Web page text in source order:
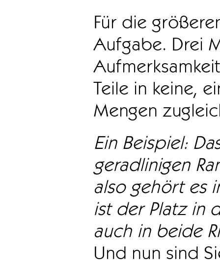
Für die
Aufgabe. Drei
Teile in keine,
Mengen
Ein Beispiel:
geradlinigen
also gehört es
ist der Platz in
auch in beide
Und nun sind